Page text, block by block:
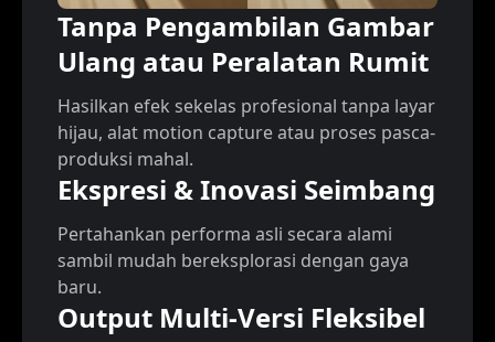
Tanpa Pengambilan Gambar
Ulang atau Peralatan Rumit
Hasilkan efek sekelas profesional tanpa layar
hijau, alat motion capture atau proses pasca-
produksi mahal.
Ekspresi & Inovasi Seimbang
Pertahankan performa asli secara alami
sambil mudah bereksplorasi dengan gaya
baru.
Output Multi-Versi Fleksibel